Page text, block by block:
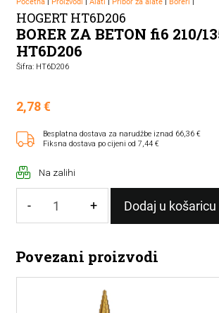
HOGERT HT6D206
BORER ZA BETON fi6 210/
HT6D206
Šifra: HT6D206
2,78€
Besplatna dostava za narudžbe iznad 66,36 €
Fiksna dostava po cijeni od 7,44 €
Na zalihi
-
BETON
fi6
+ Dodaj u košaricu
Povezani proizvodi